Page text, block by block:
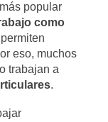
popular
como
eso, muchos
trabajan a
.